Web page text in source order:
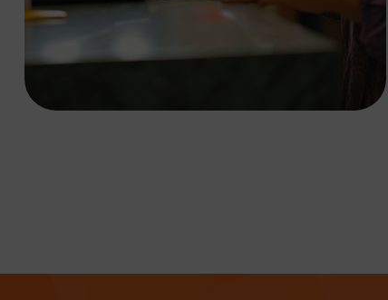
dan sistem RS secara cepat
agar layanan medis tetap